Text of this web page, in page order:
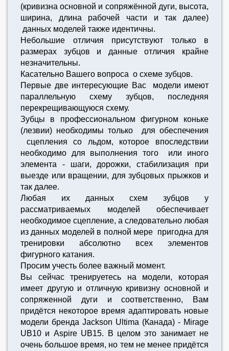
(кривизна основной и сопряжённой дуги, высота,
ширина, длина рабочей части и так далее)
данных моделей также идентичны.
Небольшие отличия присутствуют только в
размерах зубцов и данные отличия крайне
незначительны.
Касательно Вашего вопроса о схеме зубцов.
Первые две интересующие Вас модели имеют
параллельную схему зубцов, последняя
перекрещивающуюся схему.
Зубцы в профессиональном фигурном коньке
(лезвии) необходимы только для обеспечения
сцепления со льдом, которое впоследствии
необходимо для выполнения того или иного
элемента - шаги, дорожки, стабилизация при
выезде или вращении, для зубцовых прыжков и
так далее.
Любая их данных схем зубцов у
рассматриваемых моделей обеспечивает
необходимое сцепление, а следовательно любая
из данных моделей в полной мере пригодна для
тренировки абсолютно всех элементов
фигурного катания.
Просим учесть более важный момент.
Вы сейчас тренируетесь на модели, которая
имеет другую и отличную кривизну основной и
сопряженной дуги и соответственно, Вам
придётся некоторое время адаптировать новые
модели бренда Jackson Ultima (Канада) - Mirage
UB10 и Aspire UB15. В целом это занимает не
очень большое время, но тем не менее придётся